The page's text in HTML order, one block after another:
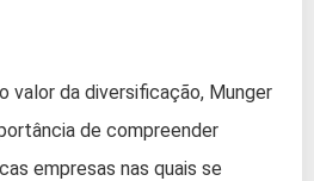
valor da diversificação, Munger
de compreender
empresas nas quais se